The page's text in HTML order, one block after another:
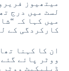
لسٹ میں درج
میں کہا کہ
کارکردگی کے
ڈپلیکیٹ ووٹر